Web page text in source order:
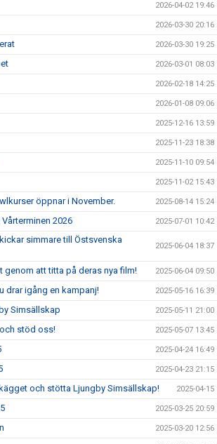
2026-04-02 19:46
2026-03-30 20:16
2026-03-30 19:25
2026-03-01 08:03
2026-02-18 14:25
2026-01-08 09:06
2025-12-16 13:59
2025-11-23 18:38
2025-11-10 09:54
2025-11-02 15:43
öppnar i November. 2025-08-14 15:24
2026 2025-07-01 10:42
simmare till Östsvenska
2025-06-04 18:37
att titta på deras nya film! 2025-06-04 09:50
drar igång en kampanj! 2025-05-16 16:39
Simsällskap 2025-05-11 21:00
stöd oss! 2025-05-07 13:45
2025-04-24 16:49
2025-04-23 21:15
och stötta Ljungby Simsällskap! 2025-04-15
2025-03-25 20:59
2025-03-20 12:56